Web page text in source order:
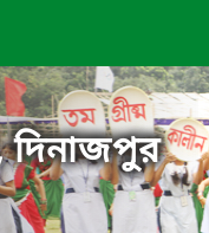
দিনাজপুর